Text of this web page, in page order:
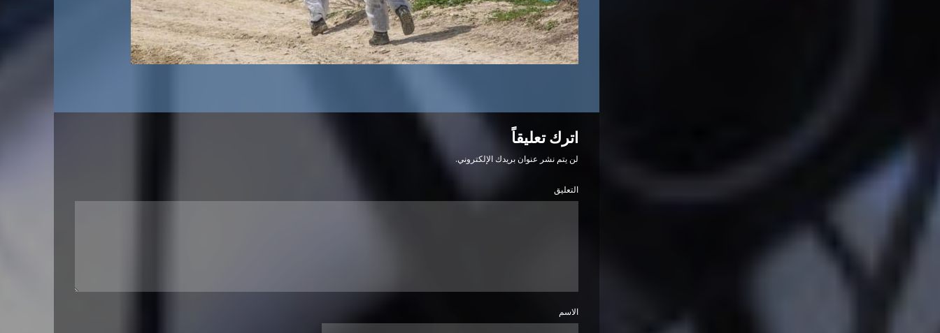
اترك تعليقاً
لن يتم نشر عنوان بريدك الإلكتروني.
التعليق
الاسم